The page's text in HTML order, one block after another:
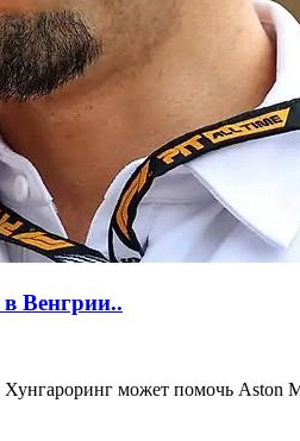
Венгрии..
может помочь Aston